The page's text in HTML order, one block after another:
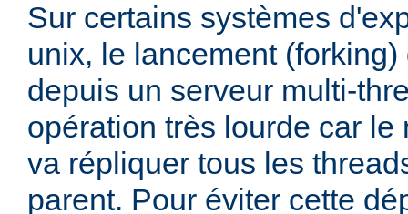
Sur certains systèmes
unix, le lancement
depuis un serveur multi-
opération très lourde car
va répliquer tous les
parent. Pour éviter cette